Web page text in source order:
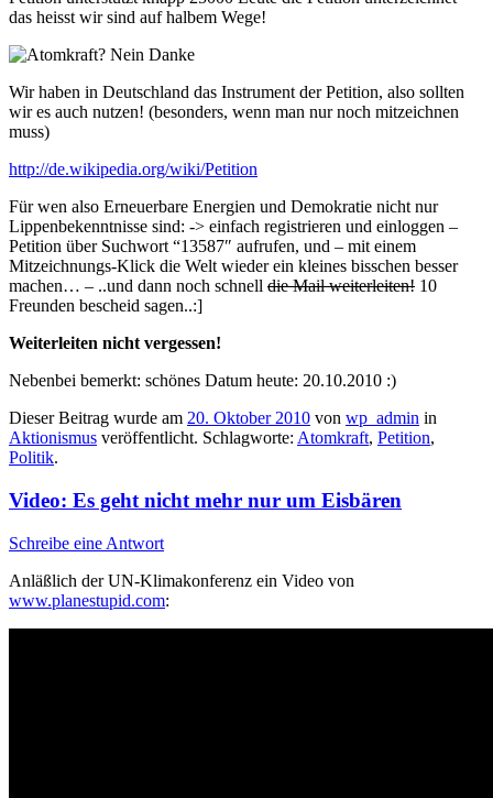
das heisst wir sind auf halbem Wege!
Wir haben in Deutschland das Instrument der Petition, also sollten
wir es auch nutzen! (besonders, wenn man nur noch mitzeichnen
muss)
http://de.wikipedia.org/wiki/Petition
Für wen also Erneuerbare Energien und Demokratie nicht nur
Lippenbekenntnisse sind: -> einfach registrieren und einloggen –
Petition über Suchwort “13587″ aufrufen, und – mit einem
Mitzeichnungs-Klick die Welt wieder ein kleines bisschen besser
machen… – ..und dann noch schnell die Mail weiterleiten! 10
Freunden bescheid sagen..:]
Weiterleiten nicht vergessen!
Nebenbei bemerkt: schönes Datum heute: 20.10.2010 :)
Dieser Beitrag wurde am 20. Oktober 2010 von wp_admin in
Aktionismus veröffentlicht. Schlagworte: Atomkraft, Petition,
Politik.
Video: Es geht nicht mehr nur um Eisbären
Schreibe eine Antwort
Anläßlich der UN-Klimakonferenz ein Video von
www.planestupid.com: